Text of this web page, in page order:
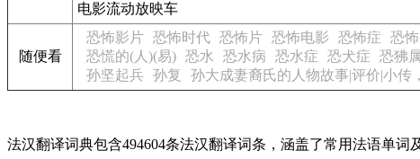
电影流动放映车
随便看
恐怖影片 恐怖时代 恐怖片 恐怖电影 恐怖症 恐
恐慌的(人)(易) 恐水 恐水病 恐水症 恐犬症 恐狒
孙坚起兵 孙复 孙大成妻裔氏的人物故事|评价|小传
法汉翻译词典包含494604条法汉翻译词条，涵盖了常用法语单